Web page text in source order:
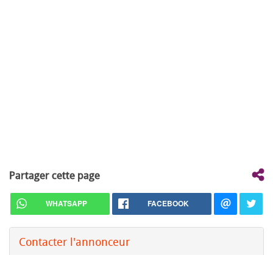
Partager cette page
WHATSAPP FACEBOOK
Contacter l'annonceur